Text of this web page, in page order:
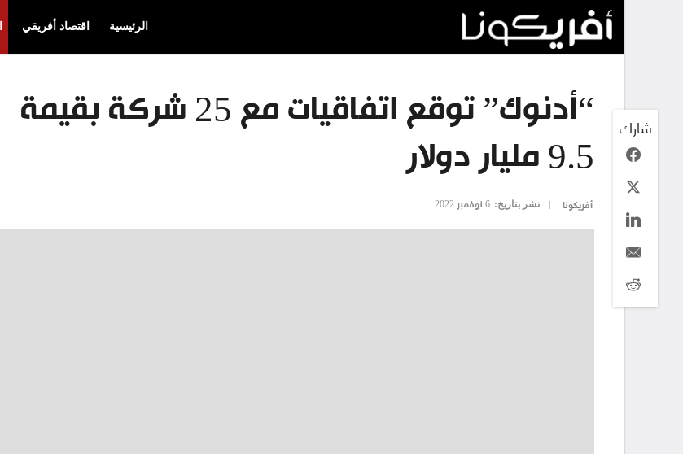
الرئيسية اقتصاد أفريقي
“أدنوك” توقع اتفاقيات مع 25 شركة بقيمة
9.5 مليار دولار
أفريكونا نشر بتاريخ: 6 نوفمبر 2022
شارك